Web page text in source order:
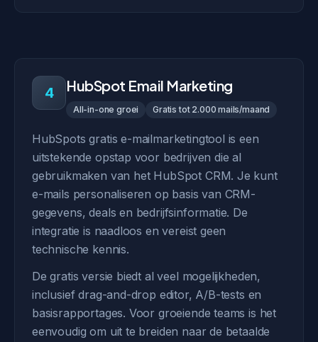
4 HubSpot Email Marketing
All-in-one groei Gratis tot 2.000 mails/maand
HubSpots gratis e-mailmarketingtool is een
uitstekende opstap voor bedrijven die al
gebruikmaken van het HubSpot CRM. Je kunt
e-mails personaliseren op basis van CRM-
gegevens, deals en bedrijfsinformatie. De
integratie is naadloos en vereist geen
technische kennis.
De gratis versie biedt al veel mogelijkheden,
inclusief drag-and-drop editor, A/B-tests en
basisrapportages. Voor groeiende teams is het
eenvoudig om uit te breiden naar de betaalde